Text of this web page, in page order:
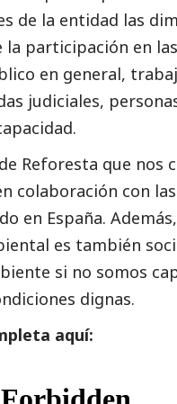
de la entidad las
participación en
en general,
judiciales,
Reforesta que nos
colaboración con
en España.
es también
si no somos
dignas.
aquí: